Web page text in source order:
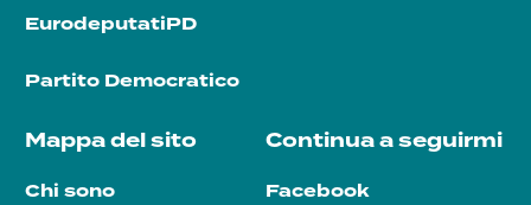
EurodeputatiPD
Partito Democratico
Mappa del sito
Chi sono
Continua a seguirmi
Facebook